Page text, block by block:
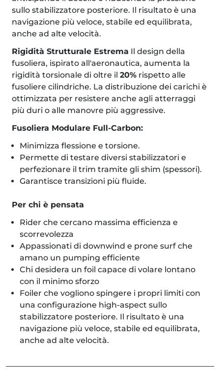
sullo stabilizzatore posteriore. Il risultato è una
navigazione più veloce, stabile ed equilibrata,
anche ad alte velocità.
Rigidità Strutturale Estrema Il design della
fusoliera, ispirato all'aeronautica, aumenta la
rigidità torsionale di oltre il 20% rispetto alle
fusoliere cilindriche. La distribuzione dei carichi è
ottimizzata per resistere anche agli atterraggi
più duri o alle manovre più aggressive.
Fusoliera Modulare Full-Carbon:
Minimizza flessione e torsione.
Permette di testare diversi stabilizzatori e
perfezionare il trim tramite gli shim (spessori).
Garantisce transizioni più fluide.
Per chi è pensata
Rider che cercano massima efficienza e
scorrevolezza
Appassionati di downwind e prone surf che
amano un pumping efficiente
Chi desidera un foil capace di volare lontano
con il minimo sforzo
Foiler che vogliono spingere i propri limiti con
una configurazione high-aspect sullo
stabilizzatore posteriore. Il risultato è una
navigazione più veloce, stabile ed equilibrata,
anche ad alte velocità.